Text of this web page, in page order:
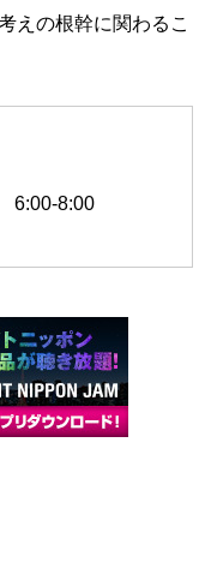
えの根幹に関わるこ
6:00-8:00